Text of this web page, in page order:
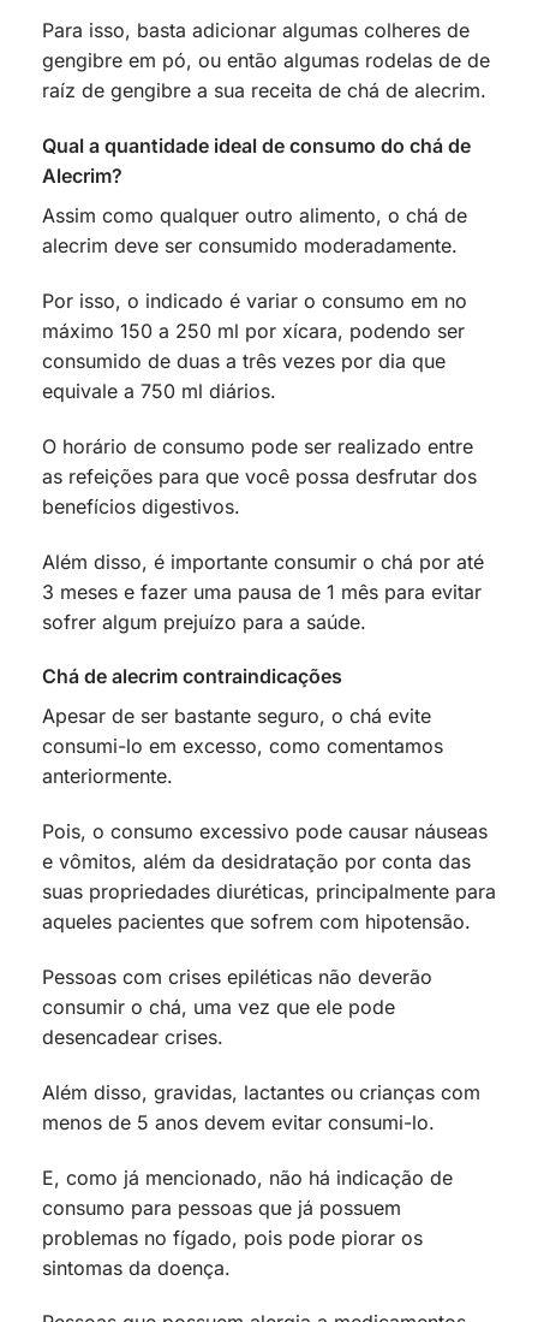
Para isso, basta adicionar algumas colheres de
gengibre em pó, ou então algumas rodelas de de
raíz de gengibre a sua receita de chá de alecrim.
Qual a quantidade ideal de consumo do chá de
Alecrim?
Assim como qualquer outro alimento, o chá de
alecrim deve ser consumido moderadamente.
Por isso, o indicado é variar o consumo em no
máximo 150 a 250 ml por xícara, podendo ser
consumido de duas a três vezes por dia que
equivale a 750 ml diários.
O horário de consumo pode ser realizado entre
as refeições para que você possa desfrutar dos
benefícios digestivos.
Além disso, é importante consumir o chá por até
3 meses e fazer uma pausa de 1 mês para evitar
sofrer algum prejuízo para a saúde.
Chá de alecrim contraindicações
Apesar de ser bastante seguro, o chá evite
consumi-lo em excesso, como comentamos
anteriormente.
Pois, o consumo excessivo pode causar náuseas
e vômitos, além da desidratação por conta das
suas propriedades diuréticas, principalmente para
aqueles pacientes que sofrem com hipotensão.
Pessoas com crises epiléticas não deverão
consumir o chá, uma vez que ele pode
desencadear crises.
Além disso, gravidas, lactantes ou crianças com
menos de 5 anos devem evitar consumi-lo.
E, como já mencionado, não há indicação de
consumo para pessoas que já possuem
problemas no fígado, pois pode piorar os
sintomas da doença.